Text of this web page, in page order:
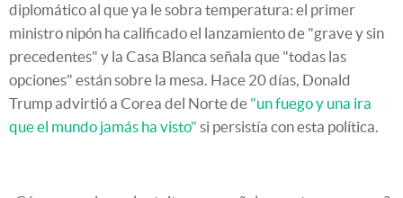
diplomático al que ya le sobra temperatura: el primer
ministro nipón ha calificado el lanzamiento de "grave y sin
precedentes" y la Casa Blanca señala que "todas las
opciones" están sobre la mesa. Hace 20 días, Donald
Trump advirtió a Corea del Norte de "un fuego y una ira
que el mundo jamás ha visto" si persistía con esta política.